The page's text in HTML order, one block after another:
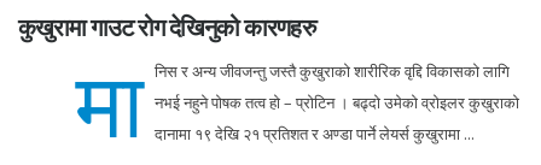
कुखुरामा गाउट रोग देखिनुको कारणहरु
मा निस र अन्य जीवजन्तु जस्तै कुखुराको शारीरिक वृद्दि विकासको लागि
नभई नहुने पोषक तत्व हो – प्रोटिन । बढ्दो उमेको व्रोइलर कुखुराको
दानामा १९ देखि २१ प्रतिशत र अण्डा पार्ने लेयर्स कुखुरामा ...